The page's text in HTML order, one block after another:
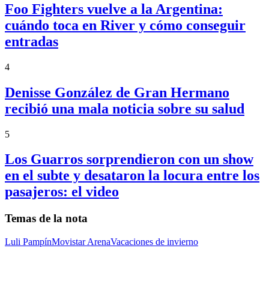
Foo Fighters vuelve a la Argentina:
cuándo toca en River y cómo conseguir
entradas
4
Denisse González de Gran Hermano
recibió una mala noticia sobre su salud
5
Los Guarros sorprendieron con un show
en el subte y desataron la locura entre los
pasajeros: el video
Temas de la nota
Luli PampínMovistar ArenaVacaciones de invierno